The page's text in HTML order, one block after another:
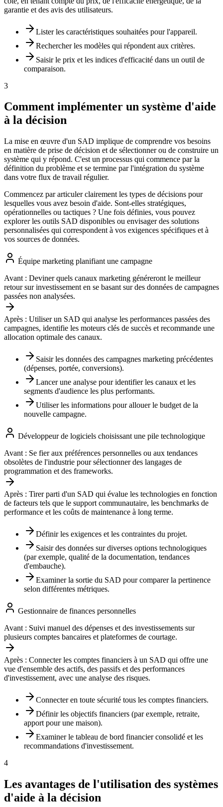
garantie et des avis des utilisateurs.
Lister les caractéristiques souhaitées pour l'appareil.
Rechercher les modèles qui répondent aux critères.
Saisir le prix et les indices d'efficacité dans un outil de
comparaison.
3
Comment implémenter un système d'aide
à la décision
La mise en œuvre d'un SAD implique de comprendre vos besoins
en matière de prise de décision et de sélectionner ou de construire un
système qui y répond. C'est un processus qui commence par la
définition du problème et se termine par l'intégration du système
dans votre flux de travail régulier.
Commencez par articuler clairement les types de décisions pour
lesquelles vous avez besoin d'aide. Sont-elles stratégiques,
opérationnelles ou tactiques ? Une fois définies, vous pouvez
explorer les outils SAD disponibles ou envisager des solutions
personnalisées qui correspondent à vos exigences spécifiques et à
vos sources de données.
Équipe marketing planifiant une campagne
Avant : Deviner quels canaux marketing généreront le meilleur
retour sur investissement en se basant sur des données de campagnes
passées non analysées.
Après : Utiliser un SAD qui analyse les performances passées des
campagnes, identifie les moteurs clés de succès et recommande une
allocation optimale des canaux.
Saisir les données des campagnes marketing précédentes
(dépenses, portée, conversions).
Lancer une analyse pour identifier les canaux et les
segments d'audience les plus performants.
Utiliser les informations pour allouer le budget de la
nouvelle campagne.
Développeur de logiciels choisissant une pile technologique
Avant : Se fier aux préférences personnelles ou aux tendances
obsolètes de l'industrie pour sélectionner des langages de
programmation et des frameworks.
Après : Tirer parti d'un SAD qui évalue les technologies en fonction
de facteurs tels que le support communautaire, les benchmarks de
performance et les coûts de maintenance à long terme.
Définir les exigences et les contraintes du projet.
Saisir des données sur diverses options technologiques
(par exemple, qualité de la documentation, tendances
d'embauche).
Examiner la sortie du SAD pour comparer la pertinence
selon différentes métriques.
Gestionnaire de finances personnelles
Avant : Suivi manuel des dépenses et des investissements sur
plusieurs comptes bancaires et plateformes de courtage.
Après : Connecter les comptes financiers à un SAD qui offre une
vue d'ensemble des actifs, des passifs et des performances
d'investissement, avec une analyse des risques.
Connecter en toute sécurité tous les comptes financiers.
Définir les objectifs financiers (par exemple, retraite,
apport pour une maison).
Examiner le tableau de bord financier consolidé et les
recommandations d'investissement.
4
Les avantages de l'utilisation des systèmes
d'aide à la décision